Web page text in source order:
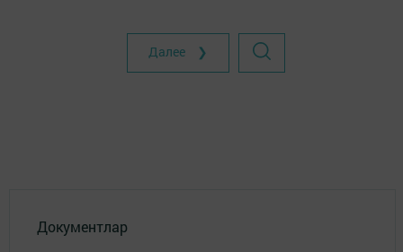
Далее ❯
Документлар